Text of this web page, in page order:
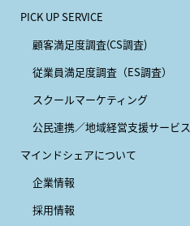
PICK UP SERVICE
顧客満足度調査(CS調査)
従業員満足度調査（ES調査）
スクールマーケティング
公民連携／地域経営支援サービス
マインドシェアについて
企業情報
採用情報